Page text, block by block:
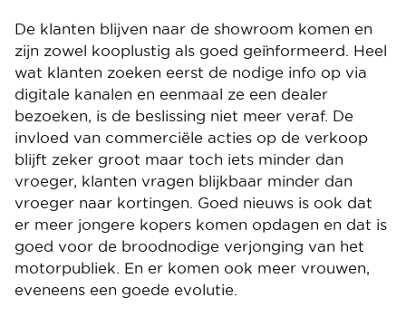
De klanten blijven naar de showroom komen en
zijn zowel kooplustig als goed geïnformeerd. Heel
wat klanten zoeken eerst de nodige info op via
digitale kanalen en eenmaal ze een dealer
bezoeken, is de beslissing niet meer veraf. De
invloed van commerciële acties op de verkoop
blijft zeker groot maar toch iets minder dan
vroeger, klanten vragen blijkbaar minder dan
vroeger naar kortingen. Goed nieuws is ook dat
er meer jongere kopers komen opdagen en dat is
goed voor de broodnodige verjonging van het
motorpubliek. En er komen ook meer vrouwen,
eveneens een goede evolutie.